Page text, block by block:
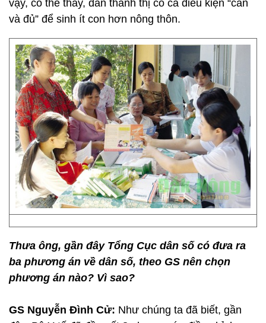
vậy, có thể thấy, dân thành thị có cả điều kiện “cần
và đủ” để sinh ít con hơn nông thôn.
Thưa ông, gần đây Tổng Cục dân số có đưa ra
ba phương án về dân số, theo GS nên chọn
phương án nào? Vì sao?
GS Nguyễn Đình Cử: Như chúng ta đã biết, gần